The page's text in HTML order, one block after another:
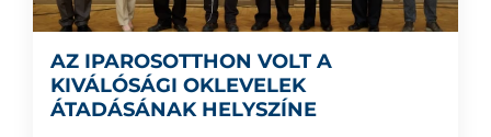
AZ IPAROSOTTHON VOLT A
KIVÁLÓSÁGI OKLEVELEK
ÁTADÁSÁNAK HELYSZÍNE